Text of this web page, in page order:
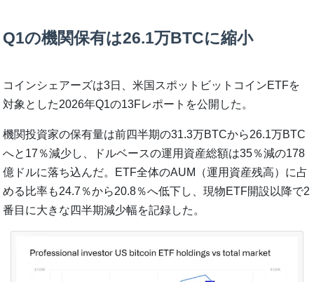
Q1の機関保有は26.1万BTCに縮小
コインシェアーズは3日、米国スポットビットコインETFを
対象とした2026年Q1の13Fレポートを公開した。
機関投資家の保有量は前四半期の31.3万BTCから26.1万BTC
へと17％減少し、ドルベースの運用資産総額は35％減の178
億ドルに落ち込んだ。ETF全体のAUM（運用資産残高）に占
める比率も24.7％から20.8％へ低下し、現物ETF開設以降で2
番目に大きな四半期減少幅を記録した。